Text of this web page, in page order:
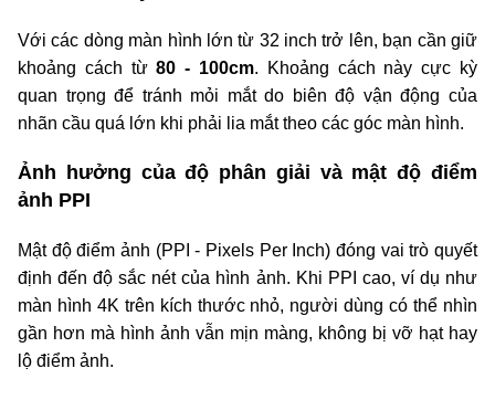
Với các dòng màn hình lớn từ 32 inch trở lên, bạn cần giữ
khoảng cách từ 80 - 100cm. Khoảng cách này cực kỳ
quan trọng để tránh mỏi mắt do biên độ vận động của
nhãn cầu quá lớn khi phải lia mắt theo các góc màn hình.
Ảnh hưởng của độ phân giải và mật độ điểm
ảnh PPI
Mật độ điểm ảnh (PPI - Pixels Per Inch) đóng vai trò quyết
định đến độ sắc nét của hình ảnh. Khi PPI cao, ví dụ như
màn hình 4K trên kích thước nhỏ, người dùng có thể nhìn
gần hơn mà hình ảnh vẫn mịn màng, không bị vỡ hạt hay
lộ điểm ảnh.